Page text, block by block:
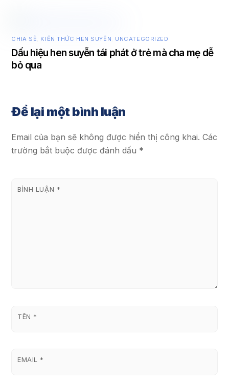
CHIA SẺ KIẾN THỨC HEN SUYỄN UNCATEGORIZED
Dấu hiệu hen suyễn tái phát ở trẻ mà cha mẹ dễ
bỏ qua
Để lại một bình luận
Email của bạn sẽ không được hiển thị công khai. Các
trường bắt buộc được đánh dấu *
BÌNH LUẬN *
TÊN *
EMAIL *